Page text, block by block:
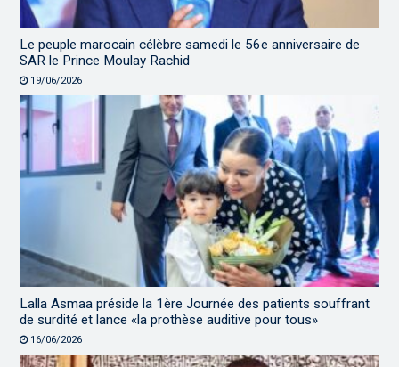
Le peuple marocain célèbre samedi le 56e anniversaire de
SAR le Prince Moulay Rachid
19/06/2026
Lalla Asmaa préside la 1ère Journée des patients souffrant
de surdité et lance «la prothèse auditive pour tous»
16/06/2026